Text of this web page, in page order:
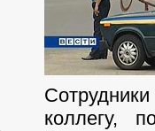
коллегу,